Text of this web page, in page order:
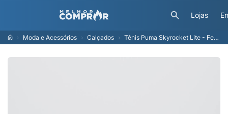
Lojas
Moda e Acessórios Calçados Tênis Puma Skyrocket Lite - Feminino